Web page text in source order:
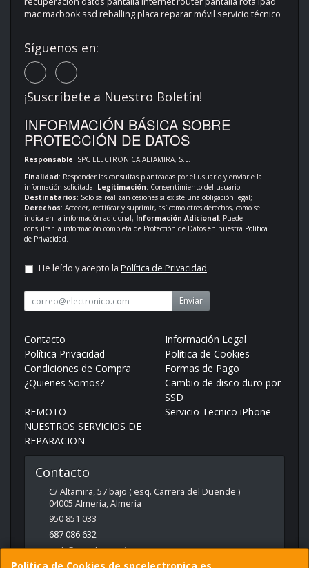
mac macbook ssd reballing placa reparar móvil servicio técnico
Síguenos en:
¡Suscríbete a Nuestro Boletín!
INFORMACIÓN BÁSICA SOBRE
PROTECCIÓN DE DATOS
Responsable: SPC ELECTRONICA ALTAMIRA, S.L.
Finalidad: Responder las consultas planteadas por el usuario y enviarle la
información solicitada; Legitimación: Consentimiento del usuario;
Destinatarios: Solo se realizan cesiones si existe una obligación legal;
Derechos: Acceder, rectificar y suprimir, así como otros derechos, como se
indica en la información adicional; Información Adicional: Puede
consultar la información completa de Protección de Datos en nuestra Política
de Privacidad.
He leído y acepto la Política de Privacidad.
Enviar
Contacto
Información Legal
Política Privacidad
Política de Cookies
Condiciones de Compra
Formas de Pago
¿Quienes Somos?
Cambio de disco duro por
SSD
REMOTO
Servicio Tecnico iPhone
NUESTROS SERVICIOS DE
REPARACION
Contacto
C/ Altamira, 57 bajo ( esq. Carrera del Duende )
04005 Almeria,Almería
950 851 033
687 086 632
web@spcelectronica.es